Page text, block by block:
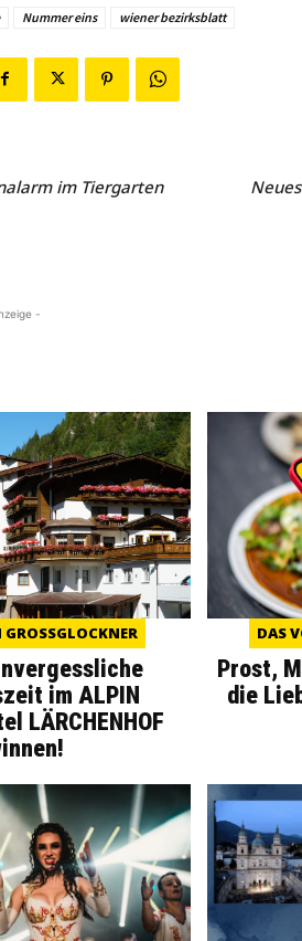
Nummer eins wiener bezirksblatt
im Tiergarten
-
im ALPIN
LÄRCHENHOF
DAS
Prost,
die